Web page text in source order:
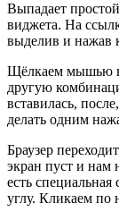
Выпадает
виджета. На
выделив и нажав
Щёлкаем мышью в
другую
вставилась,
делать одним
Браузер
экран пуст и нам
есть
углу. Кликаем